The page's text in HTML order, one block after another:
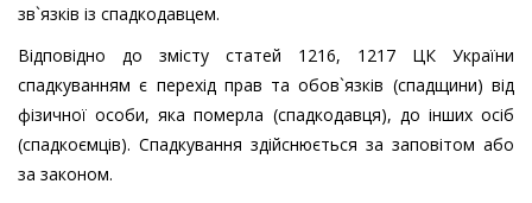
зв`язків із спадкодавцем.
Відповідно до змісту статей 1216, 1217 ЦК України
спадкуванням є перехід прав та обов`язків (спадщини) від
фізичної особи, яка померла (спадкодавця), до інших осіб
(спадкоємців). Спадкування здійснюється за заповітом або
за законом.